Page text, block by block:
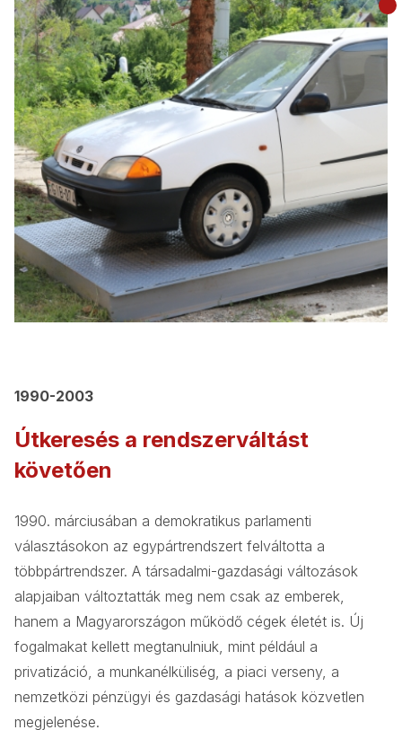
1990-2003
Útkeresés a rendszerváltást
követően
1990. márciusában a demokratikus parlamenti
választásokon az egypártrendszert felváltotta a
többpártrendszer. A társadalmi-gazdasági változások
alapjaiban változtatták meg nem csak az emberek,
hanem a Magyarországon működő cégek életét is. Új
fogalmakat kellett megtanulniuk, mint például a
privatizáció, a munkanélküliség, a piaci verseny, a
nemzetközi pénzügyi és gazdasági hatások közvetlen
megjelenése.